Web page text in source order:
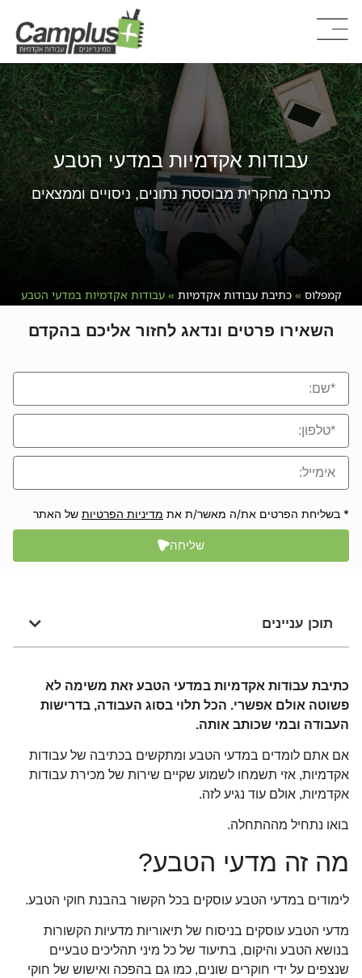
עבודות אקדמיות במדעי הטבע
כתיבה מחקרית מבוססת נתונים, ניסויים וממצאים
קמפלוס »כתיבת עבודות אקדמיות »עבודות אקדמיות במדעי הטבע
השאירו פרטים ונדאג לחזור אליכם בהקדם
* בשליחת הפרטים את/ה מאשר/ת את מדיניות הפרטיות של האתר
שליחה
תוכן עניינים
כתיבת עבודות אקדמיות במדעי הטבע זאת משימה לא
פשוטה אולם אפשרי. הכל תלוי בסוג העבודה, בדרישות
העבודה ובמי שכותב אותה.
אם אתם לומדים במדעי הטבע ומתקשים בכתיבה של עבודות
אקדמיות, אזי תשמחו לשמוע שקיים שירות של מכירת עבודות
אקדמיות, אולם עוד נגיע לזה.
בואו נתחיל מההתחלה.
מה זה מדעי הטבע?
לימודים במדעי הטבע עוסקים בכל הקשור בהבנת חוקי הטבע.
מדעי הטבע עוסקים בניסוח של תיאוריות מדעיות הקשורות
בנושא הטבע והיקום, בתיעוד של כל מיני תהליכים טבעיים
שנצפים על ידי חוקרים שונים, כמו גם בהפכה ואישוש של חוקי